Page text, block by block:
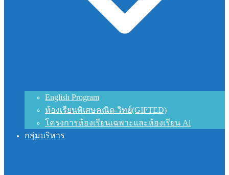
English Program
ห้องเรียนพิเศษคณิต-วิทย์(GIFTED)
โครงการห้องเรียนเฉพาะและห้องเรียน Ai
กลุ่มบริหาร